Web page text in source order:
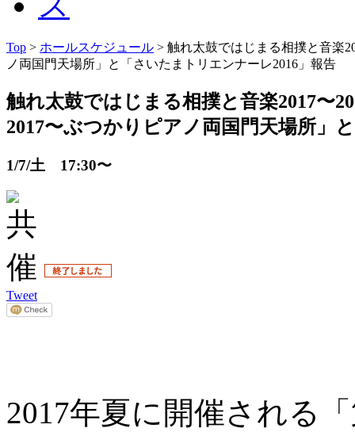
Top > ホールスケジュール > 触れ太鼓ではじまる相撲と音楽
ノ両国門天場所」と「さいたまトリエンナーレ2016」報告
触れ太鼓ではじまる相撲と音楽2017〜
2017〜ぶつかりピアノ両国門天場所」
1/7/土 17:30〜
Tweet
2017年夏に開催される